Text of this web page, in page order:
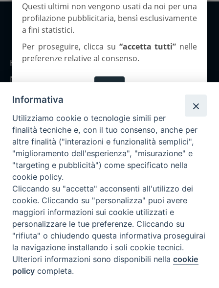
Copyright 2026 ©Corriere Cesenate
Home
Notizie
Rubriche
Chi siamo
Come abbonarsi
Contatti
Questi ultimi non vengono usati da noi per una
profilazione pubblicitaria, bensì esclusivamente
a fini statistici.
Per proseguire, clicca su “accetta tutti” nelle
preferenze relative al consenso.
Informativa
Utilizziamo cookie o tecnologie simili per
finalità tecniche e, con il tuo consenso, anche per
altre finalità ("interazioni e funzionalità semplici",
"miglioramento dell'esperienza", "misurazione" e
"targeting e pubblicità") come specificato nella
cookie policy.
Cliccando su "accetta" acconsenti all'utilizzo dei
cookie. Cliccando su "personalizza" puoi avere
maggiori informazioni sui cookie utilizzati e
personalizzare le tue preferenze. Cliccando su
"rifiuta" o chiudendo questa informativa proseguirai
la navigazione installando i soli cookie tecnici.
Ulteriori informazioni sono disponibili nellacookie
policy completa.